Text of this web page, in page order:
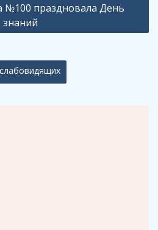
№100 праздновала День
знаний